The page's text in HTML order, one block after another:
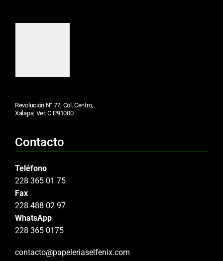
Revolución N° 77, Col. Centro,
Xalapa, Ver. C.P.91000
Contacto
Teléfono
228 365 01 75
Fax
228 488 02 97
WhatsApp
228 365 0175
contacto@papeleriaselfenix.com